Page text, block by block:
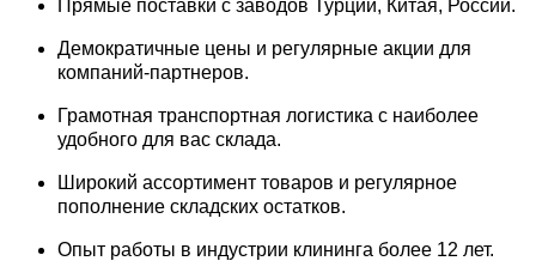
Прямые поставки c заводов Турции, Китая, России.
Демократичные цены и регулярные акции для
компаний-партнеров.
Грамотная транспортная логистика с наиболее
удобного для вас склада.
Широкий ассортимент товаров и регулярное
пополнение складских остатков.
Опыт работы в индустрии клининга более 12 лет.